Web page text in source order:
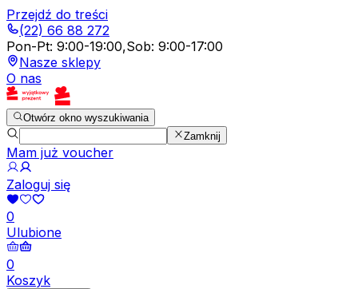
Przejdź do treści
(22) 66 88 272
Pon-Pt: 9:00-19:00,Sob: 9:00-17:00
Nasze sklepy
O nas
Otwórz okno wyszukiwania
Zamknij
Mam już voucher
Zaloguj się
0
Ulubione
0
Koszyk